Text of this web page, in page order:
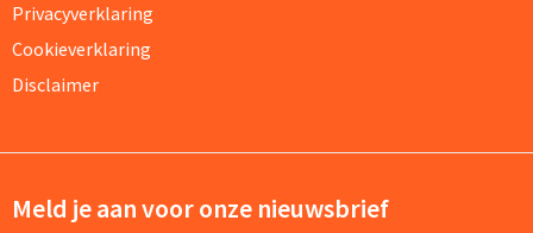
Privacyverklaring
Cookieverklaring
Disclaimer
Meld je aan voor onze nieuwsbrief